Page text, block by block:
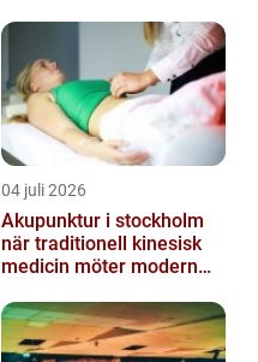
04 juli 2026
Akupunktur i stockholm
när traditionell kinesisk
medicin möter modern